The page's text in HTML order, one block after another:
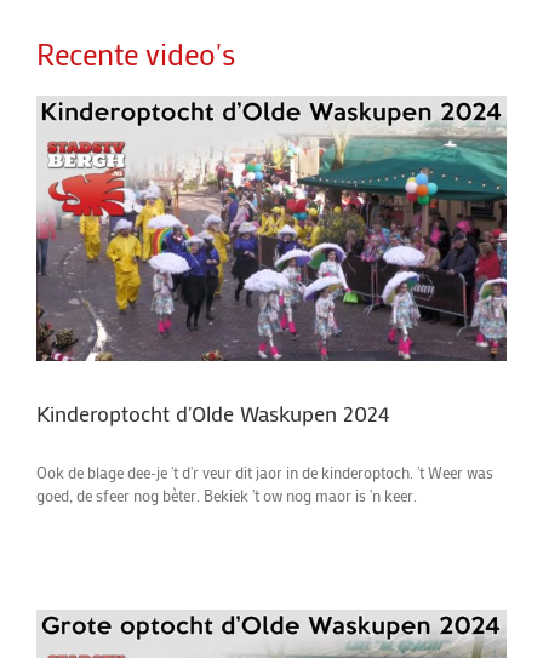
Recente video's
Kinderoptocht d'Olde Waskupen 2024
Ook de blage dee-je 't d'r veur dit jaor in de kinderoptoch. 't Weer was
goed, de sfeer nog bèter. Bekiek 't ow nog maor is 'n keer.